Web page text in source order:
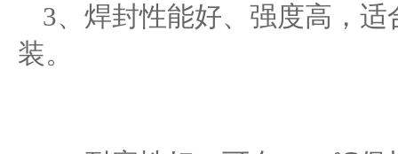
3、焊封性能好、强度高，
装。